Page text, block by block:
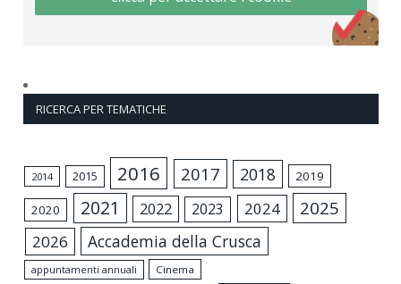
RICERCA PER TEMATICHE
2014 2015 2016 2017 2018 2019
2020 2021 2022 2023 2024 2025
2026 Accademia della Crusca
appuntamenti annuali
Cinema